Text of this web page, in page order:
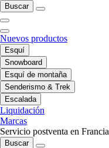
Buscar
Nuevos productos
Esquí
Snowboard
Esquí de montaña
Senderismo & Trek
Escalada
Liquidación
Marcas
Servicio postventa en Francia
Buscar